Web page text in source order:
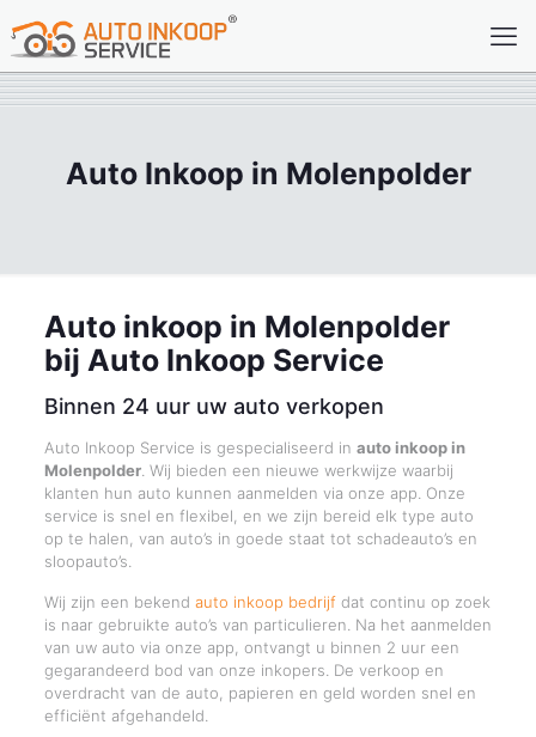
Auto Inkoop in Molenpolder
Auto inkoop in Molenpolder
bij Auto Inkoop Service
Binnen 24 uur uw auto verkopen
Auto Inkoop Service is gespecialiseerd in auto inkoop in
Molenpolder. Wij bieden een nieuwe werkwijze waarbij
klanten hun auto kunnen aanmelden via onze app. Onze
service is snel en flexibel, en we zijn bereid elk type auto
op te halen, van auto’s in goede staat tot schadeauto’s en
sloopauto’s.
Wij zijn een bekend auto inkoop bedrijfdat continu op zoek
is naar gebruikte auto’s van particulieren. Na het aanmelden
van uw auto via onze app, ontvangt u binnen 2 uur een
gegarandeerd bod van onze inkopers. De verkoop en
overdracht van de auto, papieren en geld worden snel en
efficiënt afgehandeld.